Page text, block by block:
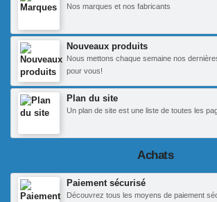
Nos marques et nos fabricants
Nouveaux produits
Nous mettons chaque semaine nos
pour vous!
Plan du site
Un plan de site est une liste de toutes les
Achats
Paiement sécurisé
Découvrez tous les moyens de paiement